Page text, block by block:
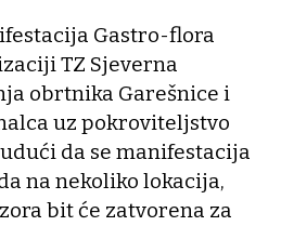
Gastro-flora
TZ Sjeverna
obrtnika Garešnice i
uz pokroviteljstvo
da se manifestacija
na nekoliko lokacija,
bit će zatvorena za